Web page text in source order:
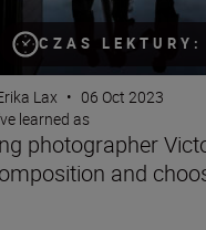
CZAS
Lax • 06 Oct 2023
learned as
photographer
and